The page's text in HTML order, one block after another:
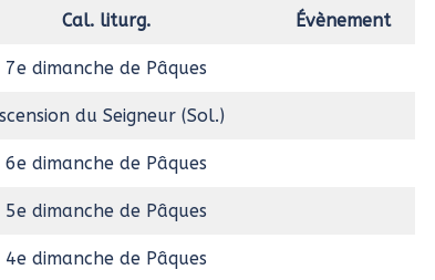
Cal. liturg. Évènement
7e dimanche de Pâques
du Seigneur (Sol.)
6e dimanche de Pâques
5e dimanche de Pâques
4e dimanche de Pâques